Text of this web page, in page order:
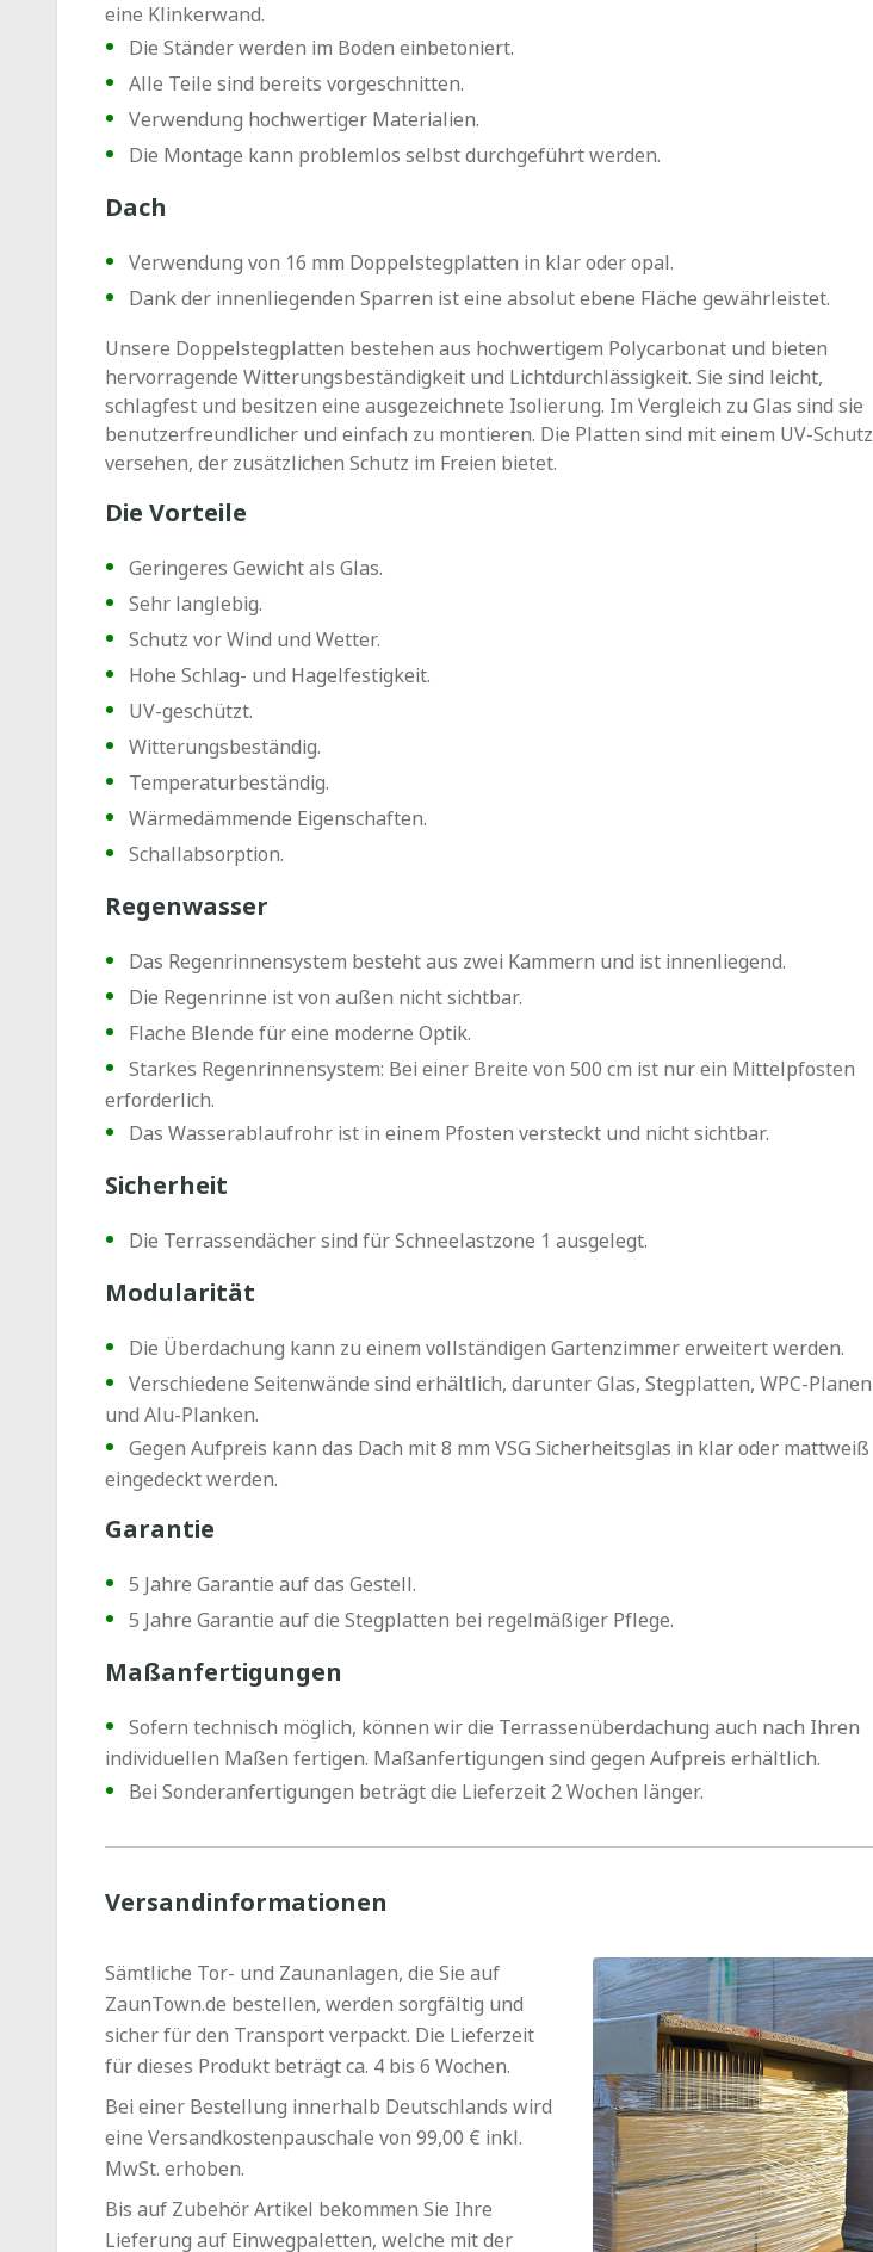
eine Klinkerwand.
Die Ständer werden im Boden einbetoniert.
Alle Teile sind bereits vorgeschnitten.
Verwendung hochwertiger Materialien.
Die Montage kann problemlos selbst durchgeführt werden.
Dach
Verwendung von 16 mm Doppelstegplatten in klar oder opal.
Dank der innenliegenden Sparren ist eine absolut ebene Fläche gewährleistet.
Unsere Doppelstegplatten bestehen aus hochwertigem Polycarbonat und bieten
hervorragende Witterungsbeständigkeit und Lichtdurchlässigkeit. Sie sind leicht,
schlagfest und besitzen eine ausgezeichnete Isolierung. Im Vergleich zu Glas sind sie
benutzerfreundlicher und einfach zu montieren. Die Platten sind mit einem UV-Schutz
versehen, der zusätzlichen Schutz im Freien bietet.
Die Vorteile
Geringeres Gewicht als Glas.
Sehr langlebig.
Schutz vor Wind und Wetter.
Hohe Schlag- und Hagelfestigkeit.
UV-geschützt.
Witterungsbeständig.
Temperaturbeständig.
Wärmedämmende Eigenschaften.
Schallabsorption.
Regenwasser
Das Regenrinnensystem besteht aus zwei Kammern und ist innenliegend.
Die Regenrinne ist von außen nicht sichtbar.
Flache Blende für eine moderne Optik.
Starkes Regenrinnensystem: Bei einer Breite von 500 cm ist nur ein Mittelpfosten
erforderlich.
Das Wasserablaufrohr ist in einem Pfosten versteckt und nicht sichtbar.
Sicherheit
Die Terrassendächer sind für Schneelastzone 1 ausgelegt.
Modularität
Die Überdachung kann zu einem vollständigen Gartenzimmer erweitert werden.
Verschiedene Seitenwände sind erhältlich, darunter Glas, Stegplatten, WPC-Planen
und Alu-Planken.
Gegen Aufpreis kann das Dach mit 8 mm VSG Sicherheitsglas in klar oder mattweiß
eingedeckt werden.
Garantie
5 Jahre Garantie auf das Gestell.
5 Jahre Garantie auf die Stegplatten bei regelmäßiger Pflege.
Maßanfertigungen
Sofern technisch möglich, können wir die Terrassenüberdachung auch nach Ihren
individuellen Maßen fertigen. Maßanfertigungen sind gegen Aufpreis erhältlich.
Bei Sonderanfertigungen beträgt die Lieferzeit 2 Wochen länger.
Versandinformationen
Sämtliche Tor- und Zaunanlagen, die Sie auf
ZaunTown.de bestellen, werden sorgfältig und
sicher für den Transport verpackt. Die Lieferzeit
für dieses Produkt beträgt ca. 4 bis 6 Wochen.
Bei einer Bestellung innerhalb Deutschlands wird
eine Versandkostenpauschale von 99,00 € inkl.
MwSt. erhoben.
Bis auf Zubehör Artikel bekommen Sie Ihre
Lieferung auf Einwegpaletten, welche mit der